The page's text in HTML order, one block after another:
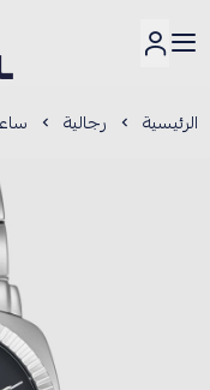
الرئيسية رجالية